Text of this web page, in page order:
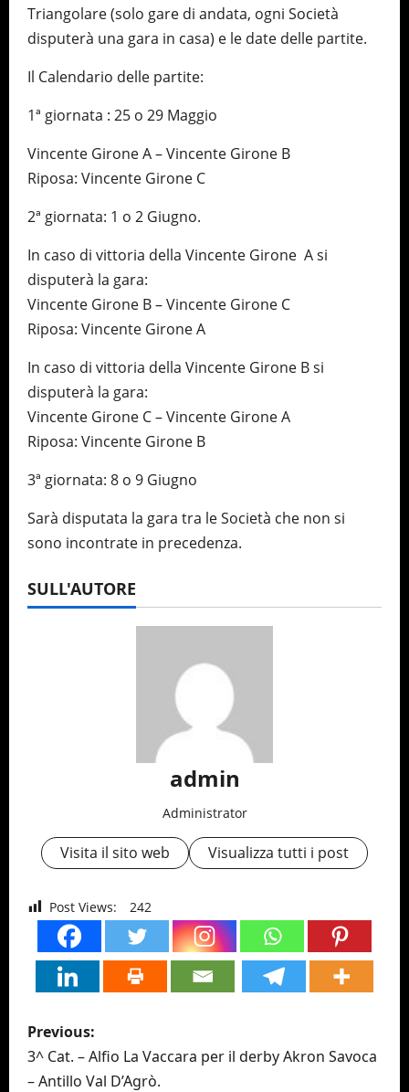
Triangolare (solo gare di andata, ogni Società
disputerà una gara in casa) e le date delle partite.
Il Calendario delle partite:
1ª giornata : 25 o 29 Maggio
Vincente Girone A – Vincente Girone B
Riposa: Vincente Girone C
2ª giornata: 1 o 2 Giugno.
In caso di vittoria della Vincente Girone A si
disputerà la gara:
Vincente Girone B – Vincente Girone C
Riposa: Vincente Girone A
In caso di vittoria della Vincente Girone B si
disputerà la gara:
Vincente Girone C – Vincente Girone A
Riposa: Vincente Girone B
3ª giornata: 8 o 9 Giugno
Sarà disputata la gara tra le Società che non si
sono incontrate in precedenza.
SULL'AUTORE
admin
Administrator
Visita il sito web Visualizza tutti i post
Post Views: 242
P
o
Previous:
3^ Cat. – Alfio La Vaccara per il derby Akron Savoca
– Antillo Val D’Agrò.